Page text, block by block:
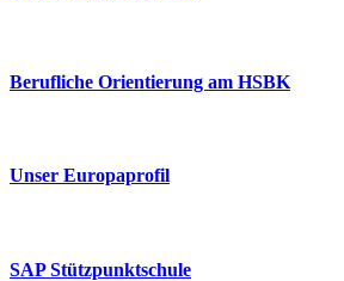
Berufliche Orientierung am HSBK
Unser Europaprofil
SAP Stützpunktschule